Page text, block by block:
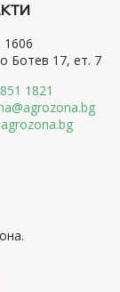
1606
Ботев 17, ет. 7
1821